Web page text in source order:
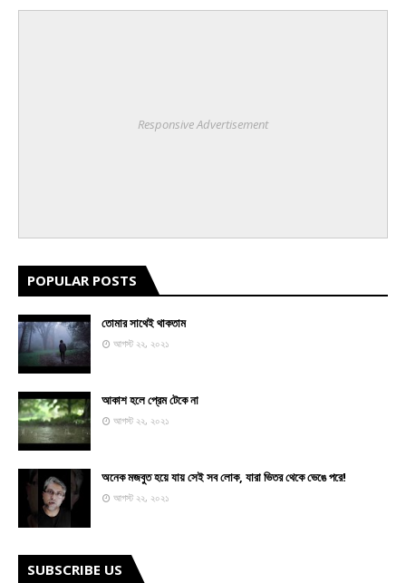
Responsive Advertisement
POPULAR POSTS
তোমার সাথেই থাকতাম
আগস্ট ২২, ২০২১
আকাশ হলে প্রেম টেকে না
আগস্ট ২২, ২০২১
অনেক মজবুত হয়ে যায় সেই সব লোক, যারা ভিতর থেকে ভেঙে পরে!
আগস্ট ২২, ২০২১
SUBSCRIBE US